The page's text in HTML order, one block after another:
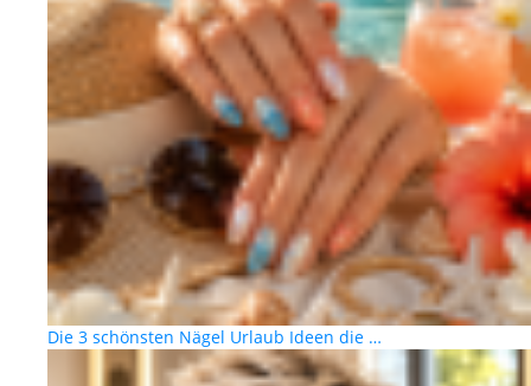
Die 3 schönsten Nägel Urlaub Ideen die …